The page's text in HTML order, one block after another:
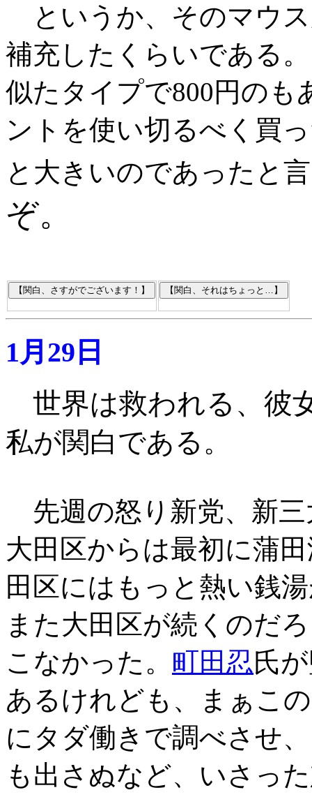
というか、そのマウ
補充したくらいである。
似たタイプで800円の
ントを使い切るべく買
と大きいのであったと
ぞ。
1月29日
世界は救われる、彼
私が関白である 。
先週の怒り新党、新
大田区からは最初に蒲
田区にはもっと熱い銭
また大田区が続くのだ
こなかった。 町田忍氏
あるけれども、まぁこ
にタダ働きで調べさせ
も出さぬなど、いさっ